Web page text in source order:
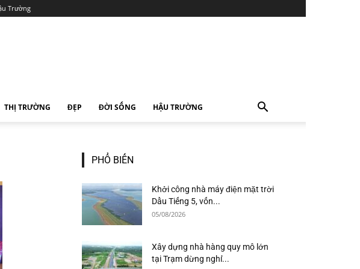
Trường
THỊ TRƯỜNG ĐẸP ĐỜI SỐNG HẬU TRƯỜNG
PHỔ BIẾN
Khởi công nhà máy điện mặt trời
Dầu Tiếng 5, vốn...
05/08/2026
Xây dựng nhà hàng quy mô lớn
tại Trạm dừng nghỉ...